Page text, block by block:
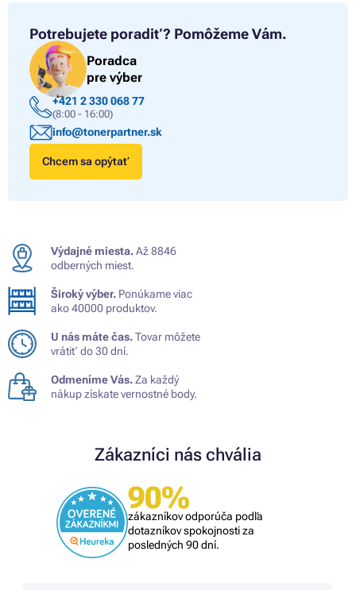
Potrebujete poradiť? Pomôžeme Vám.
Poradca
pre výber
+421 2 330 068 77
(8:00 - 16:00)
info@tonerpartner.sk
Chcem sa opýtať
Výdajné miesta.Až 8846
odberných miest.
Široký výber. Ponúkame viac
ako 40000 produktov.
U nás máte čas.Tovar môžete
vrátiť do 30 dní.
Odmeníme Vás.Za každý
nákup získate vernostné body.
Zákazníci nás chvália
90%
zákazníkov odporúča podľa
dotazníkov spokojnosti za
posledných 90 dní.